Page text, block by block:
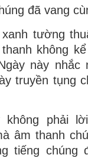
đã vang
tường
không
này nhắc
truyền tụng
không phải
âm thanh
tiếng chúng